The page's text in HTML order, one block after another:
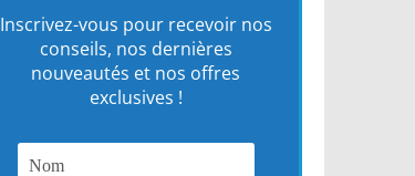
Inscrivez-vous pour recevoir nos
conseils, nos dernières
nouveautés et nos offres
exclusives !